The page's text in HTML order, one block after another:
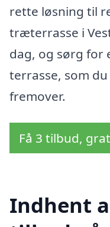
rette løsning til
træterrasse i
dag, og sørg for
terrasse, som
fremover.
Få 3 tilbud,
Indhent